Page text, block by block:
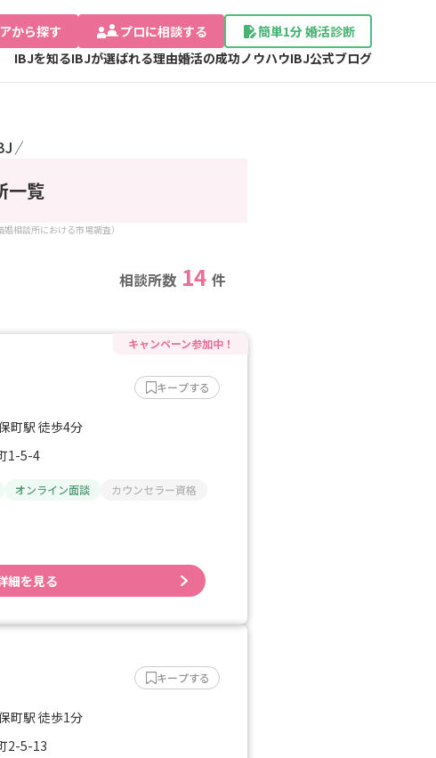
から探す プロに相談する
簡単1分 婚活診断
IBJを知るIBJが選ばれる理由婚活の成功ノウハウIBJ公式ブログ
／
一覧
相談所における市場調査）
相談所数 14 件
キープする
町駅 徒歩4分
1-5-4
オンライン面談 カウンセラー資格
細を見る
キープする
町駅 徒歩1分
2-5-13